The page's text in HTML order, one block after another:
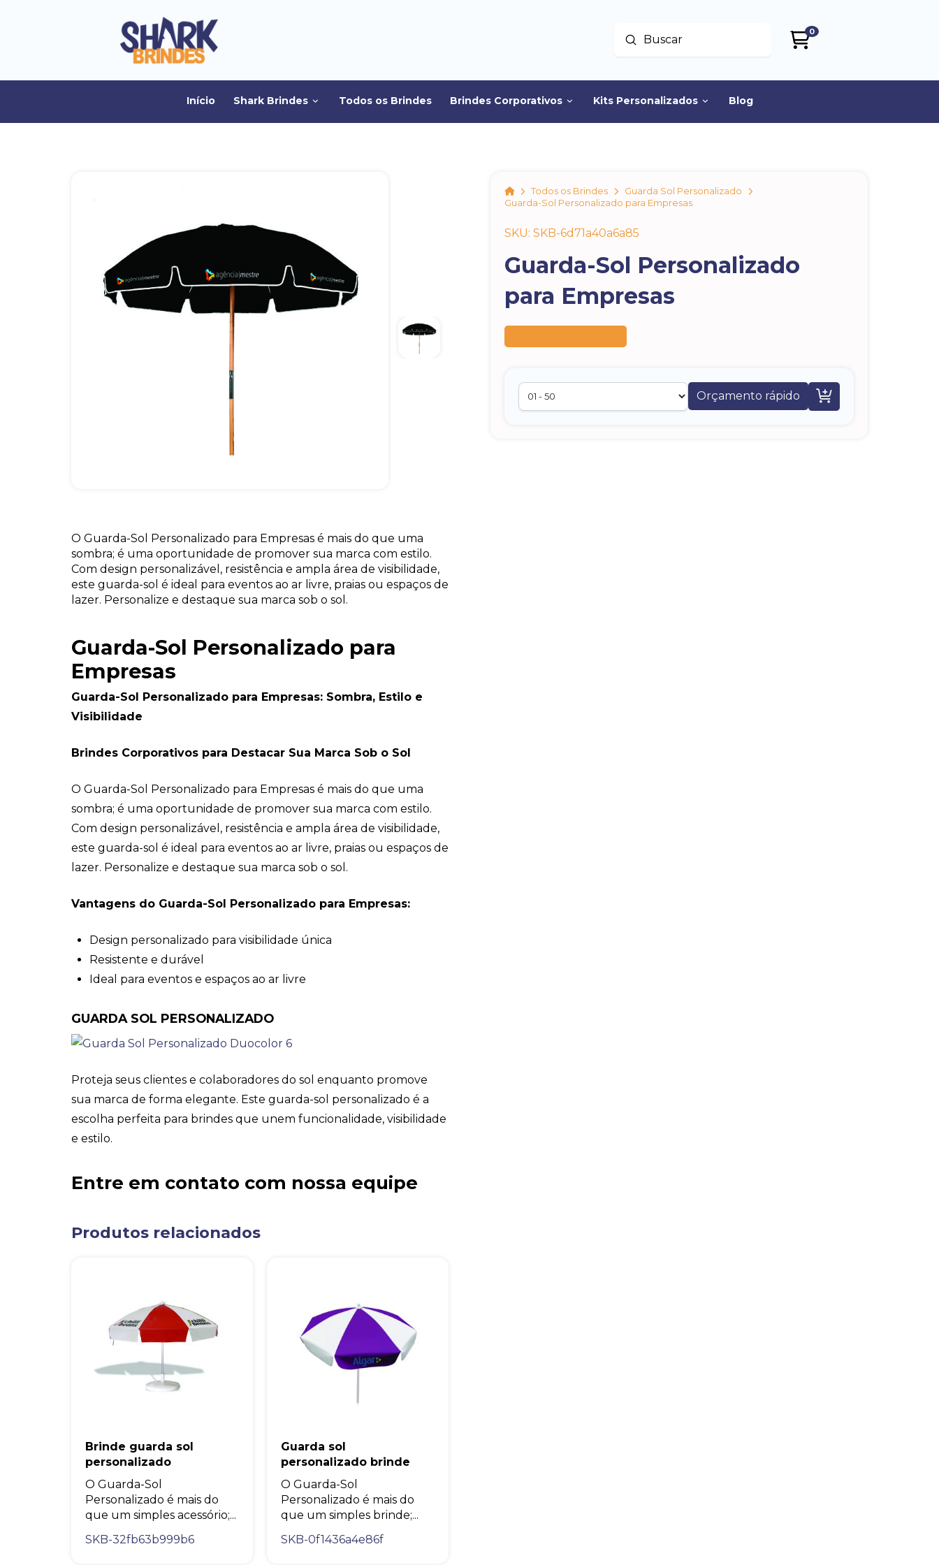
Buscar
Enviar
0
Início Shark Brindes Todos os Brindes Brindes Corporativos Kits Personalizados Blog
HomeTodos os Brindes
Guarda Sol Personalizado
Guarda-Sol Personalizado para Empresas
SKU: SKB-6d71a40a6a85
Guarda-Sol Personalizado
para Empresas
Orçamento rápido 
O Guarda-Sol Personalizado para Empresas é mais do que uma
sombra; é uma oportunidade de promover sua marca com estilo.
Com design personalizável, resistência e ampla área de visibilidade,
este guarda-sol é ideal para eventos ao ar livre, praias ou espaços de
lazer. Personalize e destaque sua marca sob o sol.
Guarda-Sol Personalizado para
Empresas
Guarda-Sol Personalizado para Empresas: Sombra, Estilo e
Visibilidade
Brindes Corporativos para Destacar Sua Marca Sob o Sol
O Guarda-Sol Personalizado para Empresas é mais do que uma
sombra; é uma oportunidade de promover sua marca com estilo.
Com design personalizável, resistência e ampla área de visibilidade,
este guarda-sol é ideal para eventos ao ar livre, praias ou espaços de
lazer. Personalize e destaque sua marca sob o sol.
Vantagens do Guarda-Sol Personalizado para Empresas:
Design personalizado para visibilidade única
Resistente e durável
Ideal para eventos e espaços ao ar livre
GUARDA SOL PERSONALIZADO
Proteja seus clientes e colaboradores do sol enquanto promove
sua marca de forma elegante. Este guarda-sol personalizado é a
escolha perfeita para brindes que unem funcionalidade, visibilidade
e estilo.
Entre em contato com nossa equipe
Produtos relacionados
Brinde guarda sol
personalizado
O Guarda-Sol
Personalizado é mais do
que um simples acessório;...
SKB-32fb63b999b6
Guarda sol
personalizado brinde
O Guarda-Sol
Personalizado é mais do
que um simples brinde;...
SKB-0f1436a4e86f
A nossa empresa está comprometida a proteger e respeitar sua
privacidade, utilizaremos seus dados apenas para fins de
marketing. Você pode alterar suas preferências a qualquer
momento.